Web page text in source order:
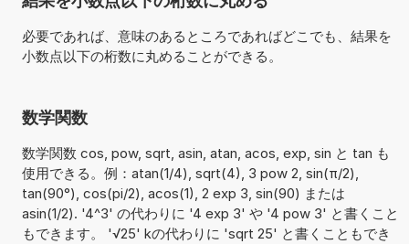
必要であれば、意味のあるところであればどこでも、結果を
小数点以下の桁数に丸めることができる。
数学関数
数学関数 cos, pow, sqrt, asin, atan, acos, exp, sin と tan も
使用できる。例：atan(1/4), sqrt(4), 3 pow 2, sin(π/2),
tan(90°), cos(pi/2), acos(1), 2 exp 3, sin(90) または
asin(1/2). '4^3' の代わりに '4 exp 3' や '4 pow 3' と書くこと
もできます。 '√25' kの代わりに 'sqrt 25' と書くこともでき